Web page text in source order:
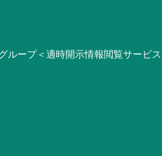
ループ＜適時開示情報閲覧サービス